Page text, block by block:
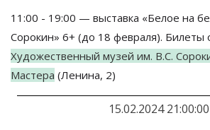
11:00 - 19:00 — выставка «Белое на
Сорокин» 6+ (до 18 февраля). Билеты
Художественный музей им. В.С.
Мастера (Ленина, 2)
15.02.2024 21:00:00